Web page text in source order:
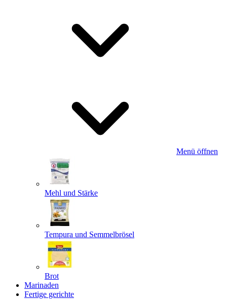
Menü öffnen
Mehl und Stärke
Tempura und Semmelbrösel
Brot
Marinaden
Fertige gerichte